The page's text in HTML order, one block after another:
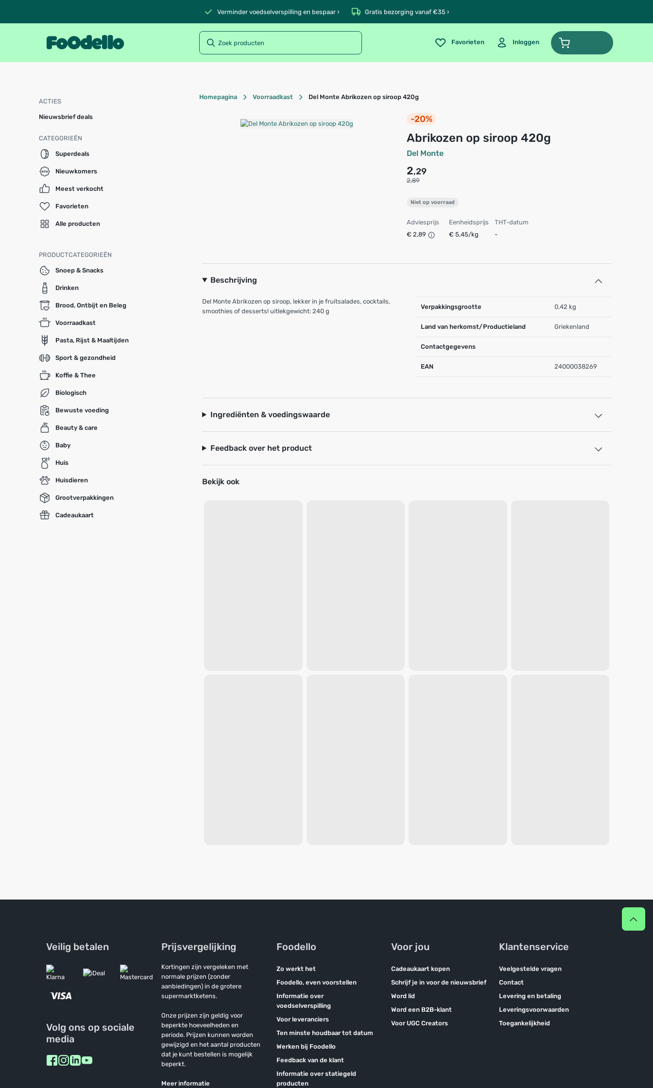
Verminder voedselverspilling en bespaar › Gratis bezorging vanaf €35 ›
Favorieten Inloggen
ACTIES
Nieuwsbrief deals
CATEGORIEËN
Superdeals
Nieuwkomers
Meest verkocht
Favorieten
Alle producten
PRODUCTCATEGORIEËN
Snoep & Snacks
Drinken
Brood, Ontbijt en Beleg
Voorraadkast
Pasta, Rijst & Maaltijden
Sport & gezondheid
Koffie & Thee
Biologisch
Bewuste voeding
Beauty & care
Baby
Huis
Huisdieren
Grootverpakkingen
Cadeaukaart
Homepagina Voorraadkast Del Monte Abrikozen op siroop 420g
-20%
Abrikozen op siroop 420g
Del Monte
2,29
2,89
Niet op voorraad
Adviesprijs
€ 2,89
Eenheidsprijs
€ 5,45/kg
THT-datum
-
Beschrijving
Del Monte Abrikozen op siroop, lekker in je fruitsalades, cocktails,
smoothies of desserts! uitlekgewicht: 240 g
Verpakkingsgrootte 0,42 kg
Land van herkomst/Productieland Griekenland
Contactgegevens
EAN 24000038269
Ingrediënten & voedingswaarde
Feedback over het product
Bekijk ook
Veilig betalen
Volg ons op sociale
media
Prijsvergelijking
Kortingen zijn vergeleken met
normale prijzen (zonder
aanbiedingen) in de grotere
supermarktketens.
Onze prijzen zijn geldig voor
beperkte hoeveelheden en
periode. Prijzen kunnen worden
gewijzigd en het aantal producten
dat je kunt bestellen is mogelijk
beperkt.
Meer informatie
Foodello
Zo werkt het
Foodello, even voorstellen
Informatie over
voedselverspilling
Voor leveranciers
Ten minste houdbaar tot datum
Werken bij Foodello
Feedback van de klant
Informatie over statiegeld
producten
Voor jou
Cadeaukaart kopen
Schrijf je in voor de nieuwsbrief
Word lid
Word een B2B-klant
Voor UGC Creators
Klantenservice
Veelgestelde vragen
Contact
Levering en betaling
Leveringsvoorwaarden
Toegankelijkheid